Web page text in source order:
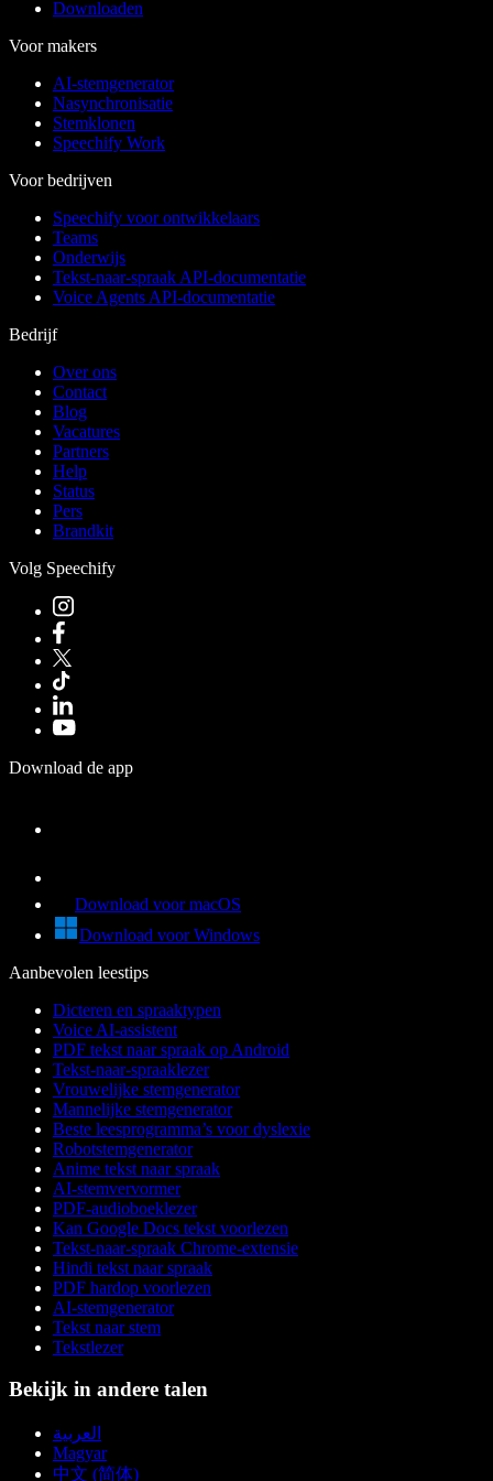
Downloaden
Voor makers
AI-stemgenerator
Nasynchronisatie
Stemklonen
Speechify Work
Voor bedrijven
Speechify voor ontwikkelaars
Teams
Onderwijs
Tekst-naar-spraak API-documentatie
Voice Agents API-documentatie
Bedrijf
Over ons
Contact
Blog
Vacatures
Partners
Help
Status
Pers
Brandkit
Volg Speechify
Download de app
Download voor macOS
Download voor Windows
Aanbevolen leestips
Dicteren en spraaktypen
Voice AI-assistent
PDF tekst naar spraak op Android
Tekst-naar-spraaklezer
Vrouwelijke stemgenerator
Mannelijke stemgenerator
Beste leesprogramma’s voor dyslexie
Robotstemgenerator
Anime tekst naar spraak
AI-stemvervormer
PDF-audioboeklezer
Kan Google Docs tekst voorlezen
Tekst-naar-spraak Chrome-extensie
Hindi tekst naar spraak
PDF hardop voorlezen
AI-stemgenerator
Tekst naar stem
Tekstlezer
Bekijk in andere talen
العربية
Magyar
中文 (简体)